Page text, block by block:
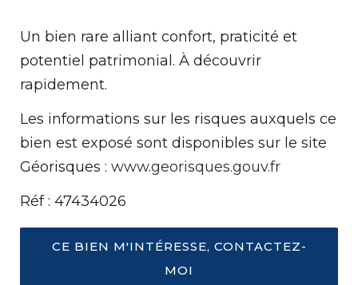
Un bien rare alliant confort, praticité et
potentiel patrimonial. À découvrir
rapidement.
Les informations sur les risques auxquels ce
bien est exposé sont disponibles sur le site
Géorisques : www.georisques.gouv.fr
Réf : 47434026
CE BIEN M'INTÉRESSE, CONTACTEZ-
MOI